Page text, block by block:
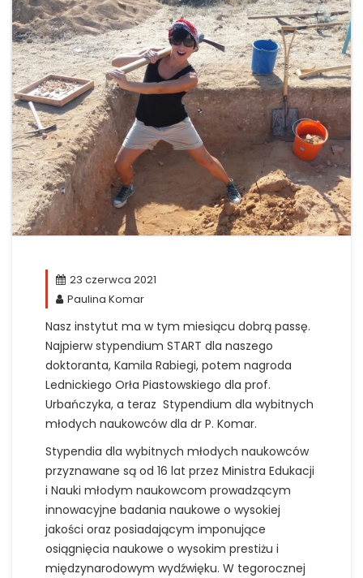
23 czerwca 2021
Paulina Komar
Nasz instytut ma w tym miesiącu dobrą passę.
Najpierw stypendium START dla naszego
doktoranta, Kamila Rabiegi, potem nagroda
Lednickiego Orła Piastowskiego dla prof.
Urbańczyka, a teraz Stypendium dla wybitnych
młodych naukowców dla dr P. Komar.
Stypendia dla wybitnych młodych naukowców
przyznawane są od 16 lat przez Ministra Edukacji
i Nauki młodym naukowcom prowadzącym
innowacyjne badania naukowe o wysokiej
jakości oraz posiadającym imponujące
osiągnięcia naukowe o wysokim prestiżu i
międzynarodowym wydźwięku. W tegorocznej